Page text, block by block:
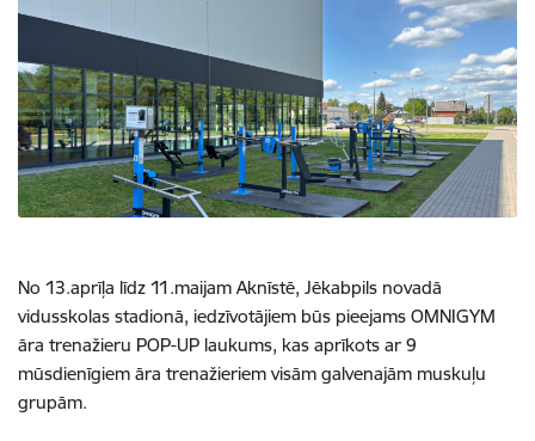
No 13.aprīļa līdz 11.maijam Aknīstē, Jēkabpils novadā
vidusskolas stadionā, iedzīvotājiem būs pieejams OMNIGYM
āra trenažieru POP-UP laukums, kas aprīkots ar 9
mūsdienīgiem āra trenažieriem visām galvenajām muskuļu
grupām.